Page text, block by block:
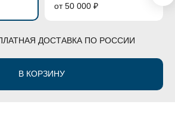
от 50 000 ₽
ДОСТАВКА ПО РОССИИ
В КОРЗИНУ